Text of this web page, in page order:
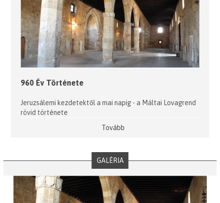
960 Év Története
Jeruzsálemi kezdetektől a mai napig - a Máltai Lovagrend
rövid története
Tovább
GALÉRIA